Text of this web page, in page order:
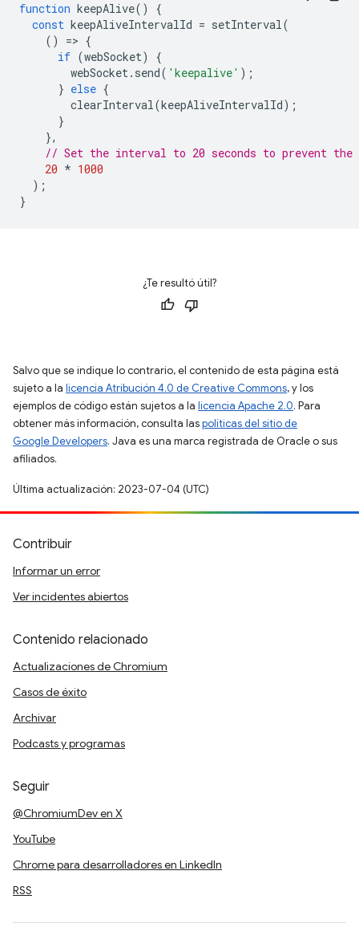
function keepAlive()
{
const keepAliveIntervalId = setInterval(
()
=> {
if (webSocket)
{
webSocket. send( 'keepalive' );
} else {
clearInterval(keepAliveIntervalId);
}
},
// Set the interval to 20 seconds to prevent the
20 * 1000
);
}
¿Te resultó útil?
Salvo que se indique lo contrario, el contenido de esta página está
sujeto a la licencia Atribución 4.0 de Creative Commons, y los
ejemplos de código están sujetos a la licencia Apache 2.0. Para
obtener más información, consulta laspolíticas del sitio de
Google Developers. Java es una marca registrada de Oracle o sus
afiliados.
Última actualización: 2023-07-04 (UTC)
Contribuir
Informar un error
Ver incidentes abiertos
Contenido relacionado
Actualizaciones de Chromium
Casos de éxito
Archivar
Podcasts y programas
Seguir
@ChromiumDev en X
YouTube
Chrome para desarrolladores en LinkedIn
RSS